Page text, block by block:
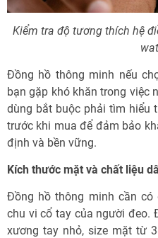
Kiểm tra độ tương thích hệ
Đồng hồ thông minh nếu
bạn gặp khó khăn trong việc
dùng bắt buộc phải tìm hiểu
trước khi mua để đảm bảo
định và bền vững.
Kích thước mặt và chất liệu
Đồng hồ thông minh cần
chu vi cổ tay của người đeo.
xương tay nhỏ, size mặt từ